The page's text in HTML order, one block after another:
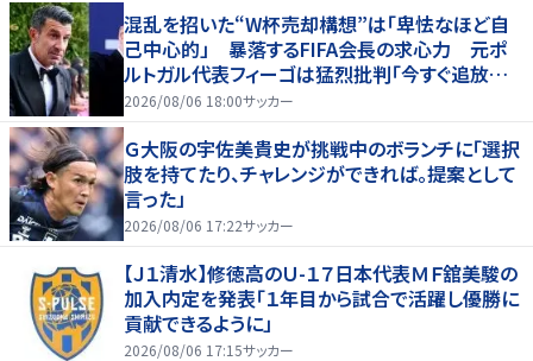
混乱を招いた“W杯売却構想”は「卑怯なほど自
己中心的」 暴落するFIFA会長の求心力 元ポ
ルトガル代表フィーゴは猛烈批判「今すぐ追放す
べきだ」
2026/08/06 18:00サッカー
Ｇ大阪の宇佐美貴史が挑戦中のボランチに「選択
肢を持てたり、チャレンジができれば。提案として
言った」
2026/08/06 17:22サッカー
【Ｊ１清水】修徳高のＵ-１７日本代表ＭＦ舘美駿の
加入内定を発表「１年目から試合で活躍し優勝に
貢献できるように」
2026/08/06 17:15サッカー